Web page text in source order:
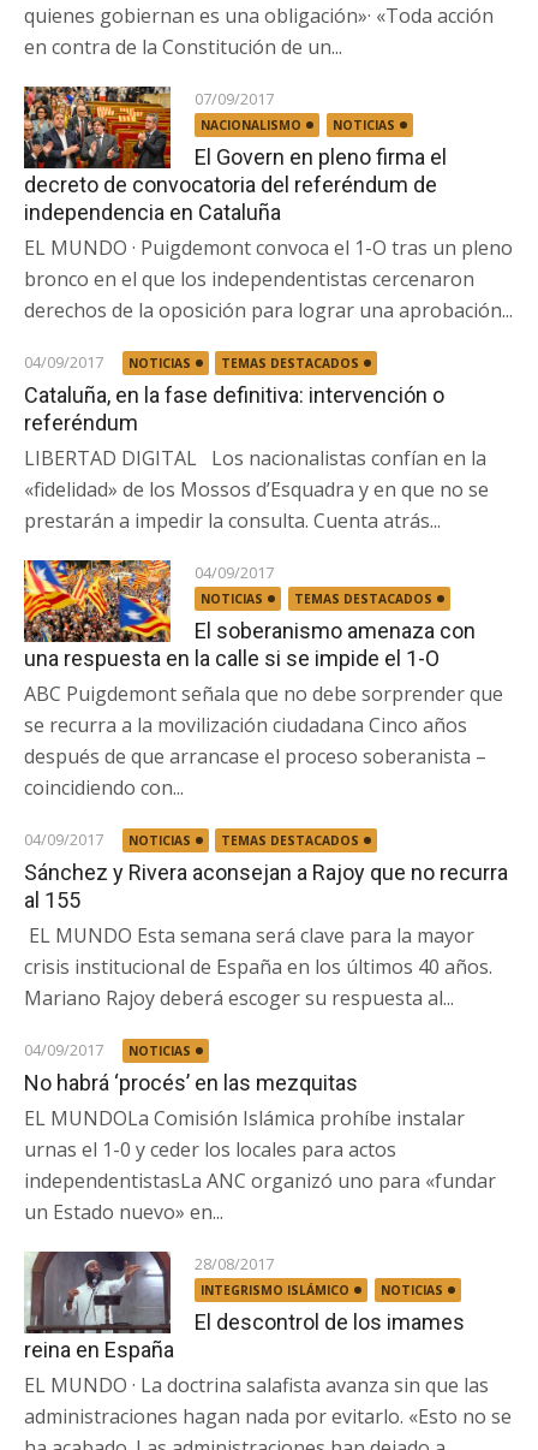
quienes gobiernan es una obligación»· «Toda acción
en contra de la Constitución de un...
07/09/2017
NACIONALISMO NOTICIAS
El Govern en pleno firma el
decreto de convocatoria del referéndum de
independencia en Cataluña
EL MUNDO · Puigdemont convoca el 1-O tras un pleno
bronco en el que los independentistas cercenaron
derechos de la oposición para lograr una aprobación...
04/09/2017 NOTICIAS TEMAS DESTACADOS
Cataluña, en la fase definitiva: intervención o
referéndum
LIBERTAD DIGITAL Los nacionalistas confían en la
«fidelidad» de los Mossos d’Esquadra y en que no se
prestarán a impedir la consulta. Cuenta atrás...
04/09/2017
NOTICIAS TEMAS DESTACADOS
El soberanismo amenaza con
una respuesta en la calle si se impide el 1-O
ABC Puigdemont señala que no debe sorprender que
se recurra a la movilización ciudadana Cinco años
después de que arrancase el proceso soberanista –
coincidiendo con...
04/09/2017 NOTICIAS TEMAS DESTACADOS
Sánchez y Rivera aconsejan a Rajoy que no recurra
al 155
EL MUNDO Esta semana será clave para la mayor
crisis institucional de España en los últimos 40 años.
Mariano Rajoy deberá escoger su respuesta al...
04/09/2017 NOTICIAS
No habrá ‘procés’ en las mezquitas
EL MUNDOLa Comisión Islámica prohíbe instalar
urnas el 1-0 y ceder los locales para actos
independentistasLa ANC organizó uno para «fundar
un Estado nuevo» en...
28/08/2017
INTEGRISMO ISLÁMICO NOTICIAS
El descontrol de los imames
reina en España
EL MUNDO · La doctrina salafista avanza sin que las
administraciones hagan nada por evitarlo. «Esto no se